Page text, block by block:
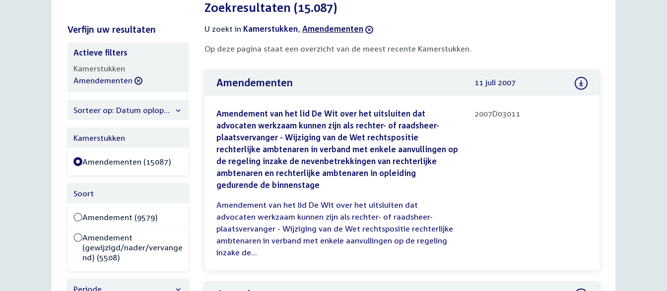
Zoekresultaten (15.087)
U zoekt in actieve
Kamerstukken, verwijder
Amendementen
Verfijn uw resultaten
Op deze pagina staat een overzicht van de meest recente Kamerstukken.
Amendementen 11 juli 2007
Amendement van het lid De Wit over het uitsluiten dat
advocaten werkzaam kunnen zijn als rechter- of raadsheer-
plaatsvervanger - Wijziging van de Wet rechtspositie
rechterlijke ambtenaren in verband met enkele aanvullingen op
de regeling inzake de nevenbetrekkingen van rechterlijke
ambtenaren en rechterlijke ambtenaren in opleiding
gedurende de binnenstage
Amendement van het lid De Wit over het uitsluiten dat
advocaten werkzaam kunnen zijn als rechter- of raadsheer-
plaatsvervanger - Wijziging van de Wet rechtspositie rechterlijke
ambtenaren in verband met enkele aanvullingen op de regeling
inzake de...
2007D03011
Verfijn
uw
resultaten
Actieve filters
Kamerstukken
verwijder
Amendementen
Sorteer op: Datum oplopend
Kamerstukken
Amendementen (15087)
Soort
Amendement (9579)
Amendement
(gewijzigd/nader/vervange
nd) (5508)
Periode